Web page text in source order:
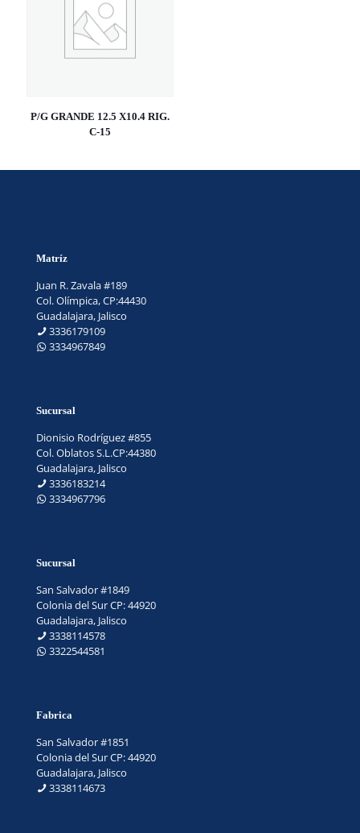
P/G GRANDE 12.5 X10.4 RIG.
C-15
Matríz
Juan R. Zavala #189
Col. Olímpica, CP:44430
Guadalajara, Jalisco
3336179109
3334967849
Sucursal
Dionisio Rodríguez #855
Col. Oblatos S.L.CP:44380
Guadalajara, Jalisco
3336183214
3334967796
Sucursal
San Salvador #1849
Colonia del Sur CP: 44920
Guadalajara, Jalisco
3338114578
3322544581
Fabrica
San Salvador #1851
Colonia del Sur CP: 44920
Guadalajara, Jalisco
3338114673